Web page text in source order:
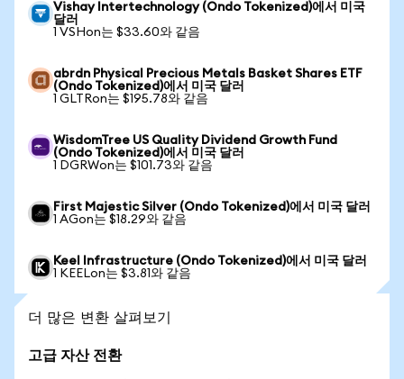
Vishay Intertechnology (Ondo Tokenized)에서 미국
달러
1 VSHon는 $33.60와 같음
abrdn Physical Precious Metals Basket Shares ETF
(Ondo Tokenized)에서 미국 달러
1 GLTRon는 $195.78와 같음
WisdomTree US Quality Dividend Growth Fund
(Ondo Tokenized)에서 미국 달러
1 DGRWon는 $101.73와 같음
First Majestic Silver (Ondo Tokenized)에서 미국 달러
1 AGon는 $18.29와 같음
Keel Infrastructure (Ondo Tokenized)에서 미국 달러
1 KEELon는 $3.81와 같음
더 많은 변환 살펴보기
고급 자산 전환